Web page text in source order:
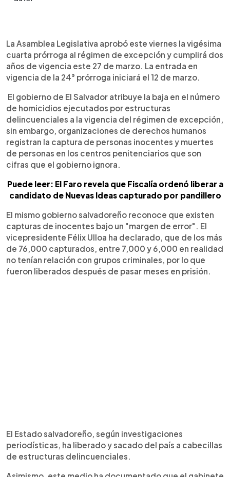
► Escuchar artículo
La Asamblea Legislativa aprobó este viernes la vigésima
cuarta prórroga al régimen de excepción y cumplirá dos
años de vigencia este 27 de marzo. La entrada en
vigencia de la 24° prórroga iniciará el 12 de marzo.
El gobierno de El Salvador atribuye la baja en el número
de homicidios ejecutados por estructuras
delincuenciales a la vigencia del régimen de excepción,
sin embargo, organizaciones de derechos humanos
registran la captura de personas inocentes y muertes
de personas en los centros penitenciarios que son
cifras que el gobierno ignora.
Puede leer: El Faro revela que Fiscalía ordenó liberar a
candidato de Nuevas Ideas capturado por pandillero
El mismo gobierno salvadoreño reconoce que existen
capturas de inocentes bajo un "margen de error". El
vicepresidente Félix Ulloa ha declarado, que de los más
de 76,000 capturados, entre 7,000 y 6,000 en realidad
no tenían relación con grupos criminales, por lo que
fueron liberados después de pasar meses en prisión.
El Estado salvadoreño, según investigaciones
periodísticas, ha liberado y sacado del país a cabecillas
de estructuras delincuenciales.